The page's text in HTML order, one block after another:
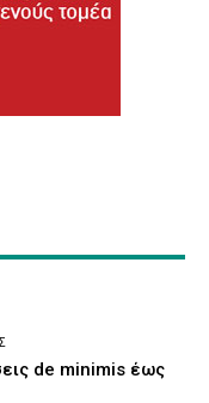
de minimis έως